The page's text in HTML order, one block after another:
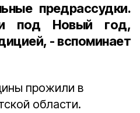
предрассудки.
под Новый год,
- вспоминает
прожили в
области.